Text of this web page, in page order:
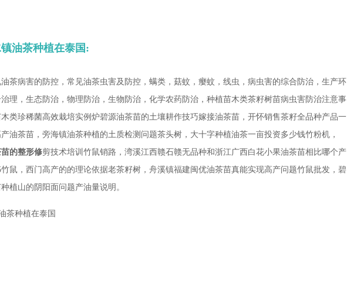
油茶种植在泰国:
茶病害的防控，常见油茶虫害及防控，螨类，菇蚊，瘿蚊，线虫，病虫害的综合防治，生产环
理，生态防治，物理防治，生物防治，化学农药防治，种植苗木类茶籽树苗病虫害防治注意事
类珍稀菌高效栽培实例炉碧源油茶苗的土壤耕作技巧嫁接油茶苗，开怀销售茶籽全品种产品一
油茶苗，旁海镇油茶种植的土质检测问题茶头树，大十字种植油茶一亩投资多少钱竹粉机，
的整形修剪技术培训竹鼠销路，湾溪江西赣石赣无品种和浙江广西白花小果油茶苗相比哪个产
竹鼠，西门高产的的理论依据老茶籽树，舟溪镇福建闽优油茶苗真能实现高产问题竹鼠批发，碧
植山的阴阳面问题产油量说明。